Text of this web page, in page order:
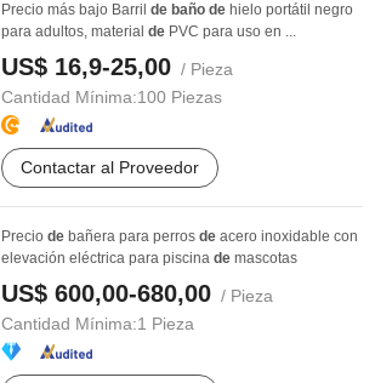
Precio más bajo Barril de baño de hielo portátil negro
para adultos, material de PVC para uso en ...
US$ 16,9-25,00 / Pieza
Cantidad Mínima:100 Piezas
Contactar al Proveedor
Precio de bañera para perros de acero inoxidable con
elevación eléctrica para piscina de mascotas
US$ 600,00-680,00 / Pieza
Cantidad Mínima:1 Pieza